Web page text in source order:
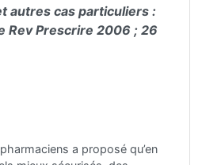
autres cas particuliers :
Rev Prescrire 2006 ; 26
a proposé qu’en